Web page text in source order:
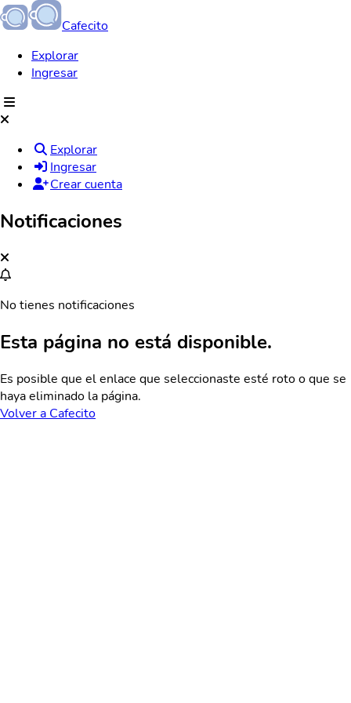
Cafecito
Explorar
Ingresar
Explorar
Ingresar
Crear cuenta
Notificaciones
No tienes notificaciones
Esta página no está disponible.
Es posible que el enlace que seleccionaste esté roto o que se
haya eliminado la página.
Volver a Cafecito